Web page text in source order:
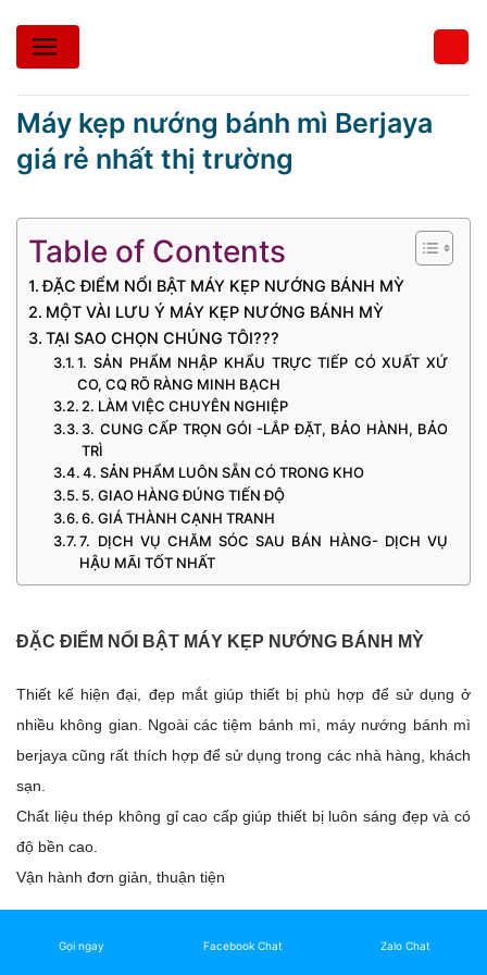
nội
Máy kẹp nướng bánh mì Berjaya
giá rẻ nhất thị trường
Table of Contents
ĐẶC ĐIỂM NỔI BẬT MÁY KẸP NƯỚNG BÁNH MỲ
MỘT VÀI LƯU Ý MÁY KẸP NƯỚNG BÁNH MỲ
TẠI SAO CHỌN CHÚNG TÔI???
1. SẢN PHẨM NHẬP KHẨU TRỰC TIẾP CÓ XUẤT XỨ
CO, CQ RÕ RÀNG MINH BẠCH
2. LÀM VIỆC CHUYÊN NGHIỆP
3. CUNG CẤP TRỌN GÓI -LẮP ĐẶT, BẢO HÀNH, BẢO
TRÌ
4. SẢN PHẨM LUÔN SẴN CÓ TRONG KHO
5. GIAO HÀNG ĐÚNG TIẾN ĐỘ
6. GIÁ THÀNH CẠNH TRANH
7. DỊCH VỤ CHĂM SÓC SAU BÁN HÀNG- DỊCH VỤ
HẬU MÃI TỐT NHẤT
ĐẶC ĐIỂM NỔI BẬT MÁY KẸP NƯỚNG BÁNH MỲ
Thiết kế hiện đại, đẹp mắt giúp thiết bị phù hợp để sử dụng ở
nhiều không gian. Ngoài các tiệm bánh mì, máy nướng bánh mì
berjaya cũng rất thích hợp để sử dụng trong các nhà hàng, khách
sạn.
Chất liệu thép không gỉ cao cấp giúp thiết bị luôn sáng đẹp và có
độ bền cao.
Vận hành đơn giản, thuận tiện
MỘT VÀI LƯU Ý MÁY KẸP NƯỚNG BÁNH MỲ
Gọi ngay Facebook Chat Zalo Chat